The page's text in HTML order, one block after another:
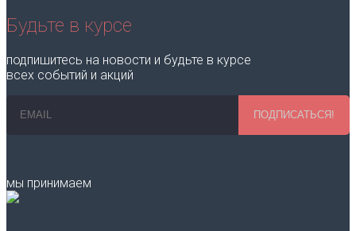
Будьте в курсе
подпишитесь на новости и будьте в курсе
всех событий и акций
ПОДПИСАТЬСЯ!
мы принимаем